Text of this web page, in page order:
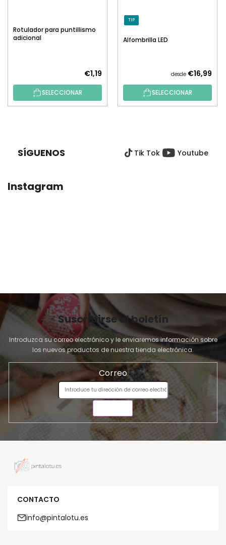
Rotulador para puntillismo
adicional
€1,19
SELECCIONAR
TIP
Alfombrilla LED
desde €16,99
SELECCIONAR
SÍGUENOS Tik Tok Youtube
Instagram
Suscribirse al boletín
Introduzca su correo electrónico y le enviaremos información sobre
los nuevos productos de nuestra tienda electrónica.
Correo
CONTACTO
info@pintalotu.es